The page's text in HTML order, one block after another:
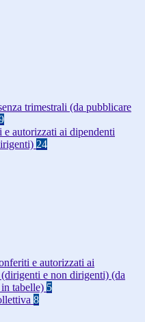
trimestrali (da pubblicare
autorizzati ai dipendenti
24
e autorizzati ai
e non dirigenti) (da
tabelle) 5
8